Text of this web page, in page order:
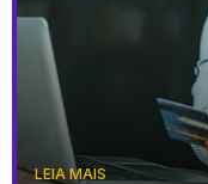
LEIA MAIS